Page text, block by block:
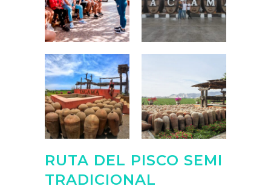
RUTA DEL PISCO SEMI
TRADICIONAL